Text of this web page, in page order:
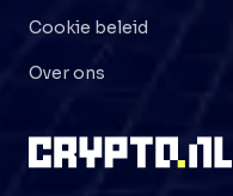
Cookie beleid
Over ons